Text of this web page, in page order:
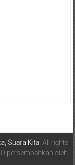
Suara Kita . All rights
oleh